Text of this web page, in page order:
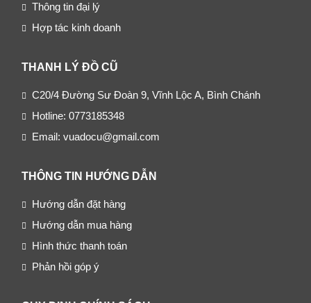
Thông tin đại lý
Hợp tác kinh doanh
THANH LÝ ĐỒ CŨ
C20/4 Đường Sư Đoàn 9, Vĩnh Lộc A, Bình Chánh
Hotline: 0773185348
Email: vuadocu@gmail.com
THÔNG TIN HƯỚNG DẪN
Hướng dẫn đặt hàng
Hướng dẫn mua hàng
Hình thức thanh toán
Phản hồi góp ý